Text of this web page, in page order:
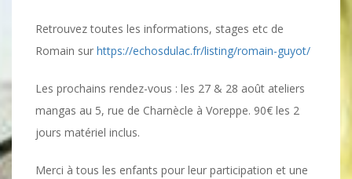
Retrouvez toutes les informations, stages etc de
Romain sur https://echosdulac.fr/listing/romain-guyot/
Les prochains rendez-vous : les 27 & 28 août ateliers
mangas au 5, rue de Charnècle à Voreppe. 90€ les 2
jours matériel inclus.
Merci à tous les enfants pour leur participation et une